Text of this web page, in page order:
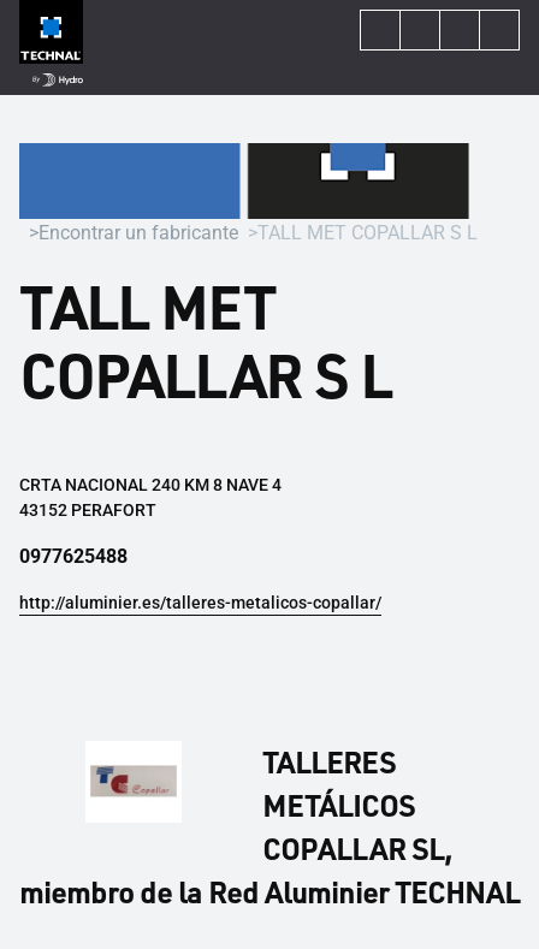
Encontrar un fabricante TALL MET COPALLAR S L
TALL MET
COPALLAR S L
CRTA NACIONAL 240 KM 8 NAVE 4
43152 PERAFORT
0977625488
http://aluminier.es/talleres-metalicos-copallar/
TALLERES
METÁLICOS
COPALLAR SL,
miembro de la Red Aluminier TECHNAL